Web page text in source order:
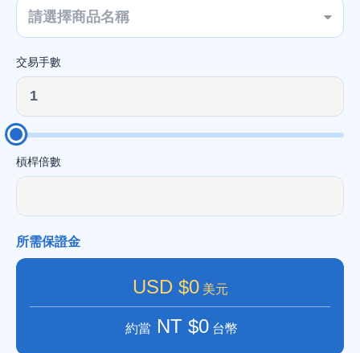
請選擇商品名稱
交易手數
槓桿倍數
所需保證金
USD $0 美元
約當 NT $0 台幣
一
五